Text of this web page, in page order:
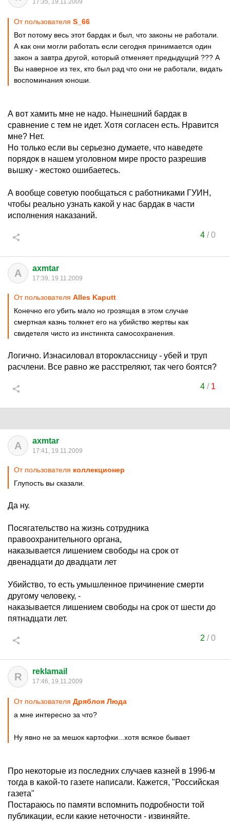
17:35, 19.11.2009
От пользователя S_66
Вот потому весь этот бардак и был, что законы не работали.
А как они могли работать если сегодня принимается один
закон а завтра другой, который отменяет предыдущий ??? А
Вы наверное из тех, кто был рад что они не работали, видать
воспоминания юноши.
А вот хамить мне не надо. Нынешний бардак в
сравнение с тем не идет. Хотя согласен есть. Нравится
мне? Нет.
Но только если вы серьезно думаете, что наведете
порядок в нашем уголовном мире просто разрешив
вышку - жестоко ошибаетесь.
А вообще советую пообщаться с работниками ГУИН,
чтобы реально узнать какой у нас бардак в части
исполнения наказаний.
4/0
A axmtar
17:39, 19.11.2009
От пользователя Alles Kaputt
Конечно его убить мало но грозящая в этом случае
смертная казнь толкнет его на убийство жертвы как
свидетеля чисто из инстинкта самосохранения.
Логично. Изнасиловал второклассницу - убей и труп
расчлени. Все равно же расстреляют, так чего боятся?
4/ 1
A axmtar
17:41, 19.11.2009
От пользователя коллекционер
Глупость вы сказали.
Да ну.
Посягательство на жизнь сотрудника
правоохранительного органа,
наказывается лишением свободы на срок от
двенадцати до двадцати лет
Убийство, то есть умышленное причинение смерти
другому человеку, -
наказывается лишением свободы на срок от шести до
пятнадцати лет.
2 /0
R reklamail
17:46, 19.11.2009
От пользователя Дряблоя Люда
а мне интересно за что?
Ну явно не за мешок картофки...хотя всякое бывает
Про некоторые из последних случаев казней в 1996-м
тогда в какой-то газете написали. Кажется, "Российская
газета"
Постараюсь по памяти вспомнить подробности той
публикации, если какие неточности - извиняйте.